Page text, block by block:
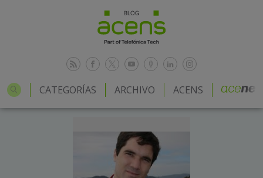
CATEGORÍAS ARCHIVO ACENS